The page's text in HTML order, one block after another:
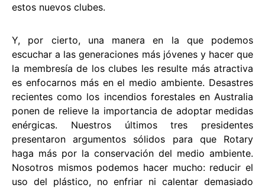
estos nuevos clubes.
Y, por cierto, una manera en la que podemos
escuchar a las generaciones más jóvenes y hacer que
la membresía de los clubes les resulte más atractiva
es enfocarnos más en el medio ambiente. Desastres
recientes como los incendios forestales en Australia
ponen de relieve la importancia de adoptar medidas
enérgicas. Nuestros últimos tres presidentes
presentaron argumentos sólidos para que Rotary
haga más por la conservación del medio ambiente.
Nosotros mismos podemos hacer mucho: reducir el
uso del plástico, no enfriar ni calentar demasiado